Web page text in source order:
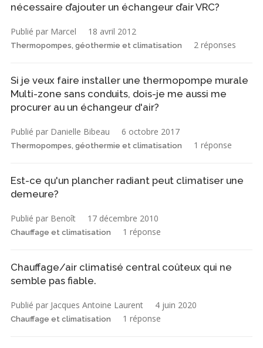
nécessaire d’ajouter un échangeur d’air VRC?
Publié par Marcel 18 avril 2012
Thermopompes, géothermie et climatisation 2 réponses
Si je veux faire installer une thermopompe murale
Multi-zone sans conduits, dois-je me aussi me
procurer au un échangeur d'air?
Publié par Danielle Bibeau 6 octobre 2017
Thermopompes, géothermie et climatisation 1 réponse
Est-ce qu'un plancher radiant peut climatiser une
demeure?
Publié par Benoît 17 décembre 2010
Chauffage et climatisation 1 réponse
Chauffage/air climatisé central coûteux qui ne
semble pas fiable.
Publié par Jacques Antoine Laurent 4 juin 2020
Chauffage et climatisation 1 réponse